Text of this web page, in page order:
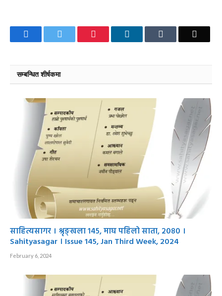
Facebook Pinterest LinkedIn
सम्बन्धित शीर्षकमा
साहित्यसागर । श्रृङ्खला १४५, माघ पहिलो साता, २०८० ।
Sahityasagar । Issue 145, Jan Third Week, 2024
February 6, 2024